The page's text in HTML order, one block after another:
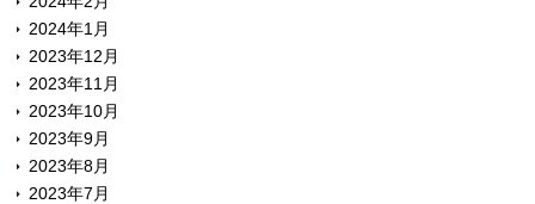
2024年1月
2023年12月
2023年11月
2023年10月
2023年9月
2023年8月
2023年7月